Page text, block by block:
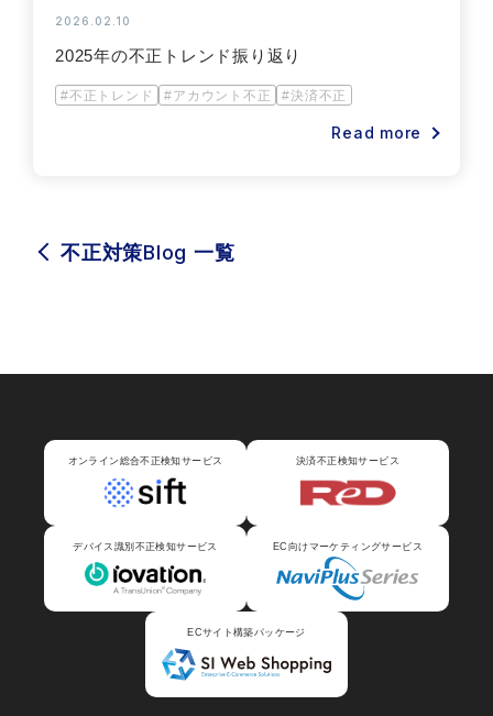
2026.02.10
2025年の不正トレンド振り返り
#不正トレンド #アカウント不正 #決済不正
Read more
不正対策Blog 一覧
オンライン総合不正検知サービス 決済不正検知サービス
デバイス識別不正検知サービス EC向けマーケティングサービス
ECサイト構築パッケージ